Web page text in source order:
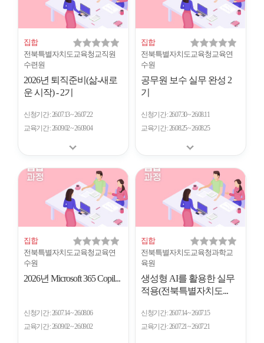
집합
전북특별자치도교육청교직원
수련원
2026년 퇴직준비(삶-새로
운 시작) - 2기
신청기간 26.07.13 ~ 26.07.22
교육기간 26.09.02 ~ 26.09.04
집합
전북특별자치도교육청교육연
수원
공무원 보수 실무 완성 2
기
신청기간 26.07.30 ~ 26.08.11
교육기간 26.08.25 ~ 26.08.25
집합
전북특별자치도교육청교육연
수원
2026년 Microsoft 365 Copil...
신청기간 26.07.14 ~ 26.08.06
교육기간 26.09.02 ~ 26.09.02
집합
전북특별자치도교육청과학교
육원
생성형 AI를 활용한 실무
적용(전북특별자치도...
신청기간 26.07.14 ~ 26.07.15
교육기간 26.07.21 ~ 26.07.21